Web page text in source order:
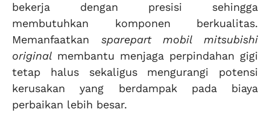
bekerja dengan presisi sehingga
membutuhkan komponen berkualitas.
Memanfaatkan sparepart mobil mitsubishi
original membantu menjaga perpindahan gigi
tetap halus sekaligus mengurangi potensi
kerusakan yang berdampak pada biaya
perbaikan lebih besar.